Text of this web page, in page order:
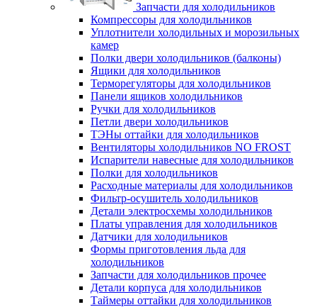
Запчасти для холодильников
Компрессоры для холодильников
Уплотнители холодильных и морозильных
камер
Полки двери холодильников (балконы)
Ящики для холодильников
Терморегуляторы для холодильников
Панели ящиков холодильников
Ручки для холодильников
Петли двери холодильников
ТЭНы оттайки для холодильников
Вентиляторы холодильников NO FROST
Испарители навесные для холодильников
Полки для холодильников
Расходные материалы для холодильников
Фильтр-осушитель холодильников
Детали электросхемы холодильников
Платы управления для холодильников
Датчики для холодильников
Формы приготовления льда для
холодильников
Запчасти для холодильников прочее
Детали корпуса для холодильников
Таймеры оттайки для холодильников